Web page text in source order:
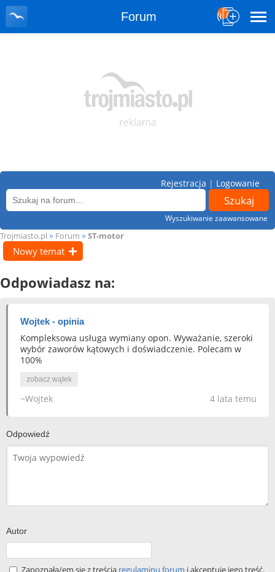
Forum
Wyszukiwanie zaawansowane
Rejestracja | Logowanie
Trojmiasto.pl » Forum » ST-motor
Nowy temat
Odpowiadasz na:
Wojtek - opinia
Kompleksowa usługa wymiany opon. Wyważanie, szeroki
wybór zaworów kątowych i doświadczenie. Polecam w
100%
zobacz wątek
4 lata temu
~Wojtek
Odpowiedź
Autor
Zapoznała/em się z treścią regulaminu forum i akceptuję jego treść.